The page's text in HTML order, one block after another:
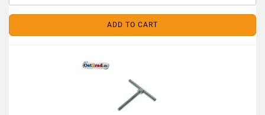
ADD TO CART